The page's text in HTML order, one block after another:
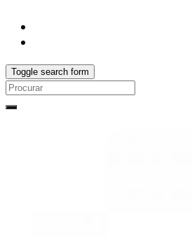
Toggle search form
Search